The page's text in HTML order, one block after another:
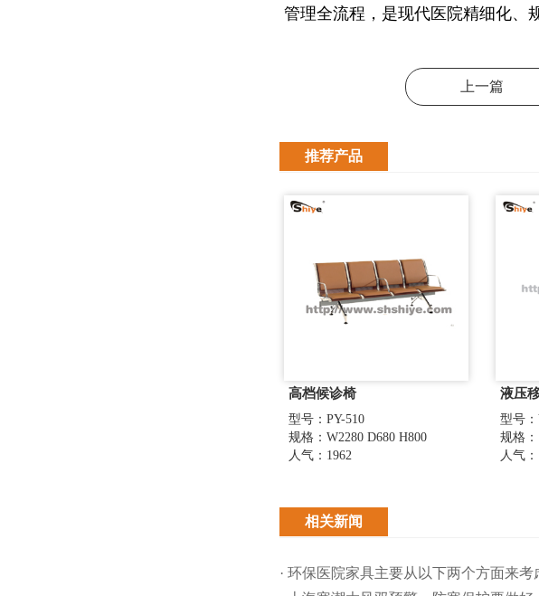
管理全流程，是现代医院精细化、
上一篇
推荐产品
高档候诊椅
型号：PY-510
规格：W2280 D680 H800
人气：1962
液压
型号
规格：
人气：
相关新闻
· 环保医院家具主要从以下两个方面来考